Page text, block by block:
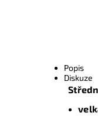
Popis
Diskuze